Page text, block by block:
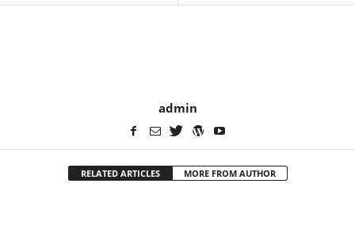
admin
RELATED ARTICLES MORE FROM AUTHOR